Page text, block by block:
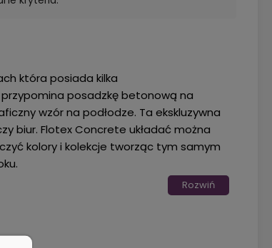
która posiada kilka
posadzkę betonową na
wzór na podłodze. Ta ekskluzywna
biur. Flotex Concrete układać można
kolory i kolekcje tworząc tym samym
Rozwiń